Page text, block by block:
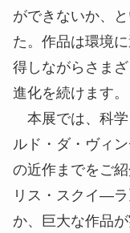
ができないか、
た。作品は環境
得しながらさま
進化を続けます。
本展では、科学
ルド・ダ・ヴィ
の近作までをご
リス・スクイ―
か、巨大な作品